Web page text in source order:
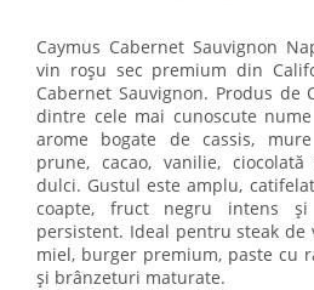
Caymus Cabernet Sauvignon
vin roșu sec premium din
Cabernet Sauvignon. Produs de
dintre cele mai cunoscute
arome bogate de cassis,
prune, cacao, vanilie,
dulci. Gustul este amplu,
coapte, fruct negru intens
persistent. Ideal pentru steak de
miel, burger premium, paste cu
și brânzeturi maturate.